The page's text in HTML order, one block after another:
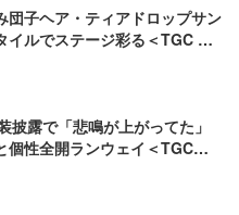
団子ヘア・ティアドロップサン
ルでステージ彩る＜TGC 北
披露で「悲鳴が上がってた」
個性全開ランウェイ＜TGC